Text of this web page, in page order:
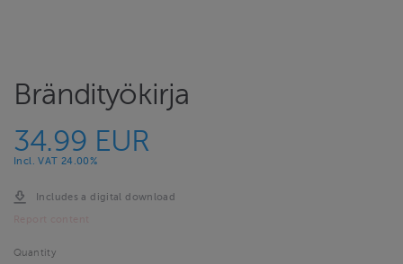
Brändityökirja
34.99 EUR
Incl. VAT 24.00%
Includes a digital download
Quantity